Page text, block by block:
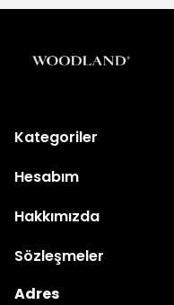
Kategoriler
Hesabım
Hakkımızda
Sözleşmeler
Adres